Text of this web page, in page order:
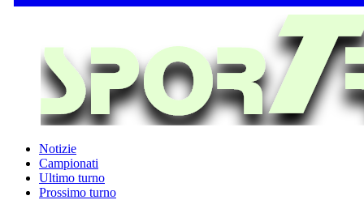
Notizie
Campionati
Ultimo turno
Prossimo turno